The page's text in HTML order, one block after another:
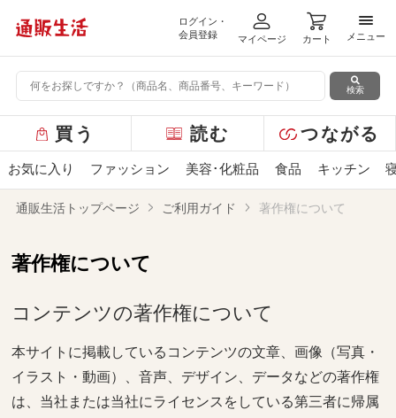
ログイン・
会員登録
マイページ カート
メニ
メニュー
検索
ー
バ
ュ
ー
買う 読む つながる
お気に入り ファッション 美容･化粧品 食品 キッチン
通販生活トップページ ご利用ガイド 著作権について
著作権について
コンテンツの著作権について
本サイトに掲載しているコンテンツの文章、画像（写真・
イラスト・動画）、音声、デザイン、データなどの著作権
は、当社または当社にライセンスをしている第三者に帰属